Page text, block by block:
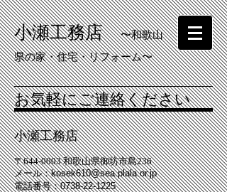
小瀬工務店〜和歌山
県の家・住宅・リフォーム〜
お気軽にご連絡ください
小瀬工務店
〒644-0003 和歌山県御坊市島236
メール：kosek610@sea.plala.or.jp
電話番号：0738-22-1225